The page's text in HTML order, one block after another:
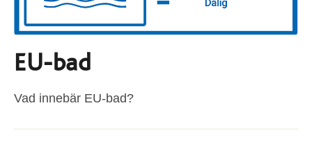
EU-bad
Vad innebär EU-bad?